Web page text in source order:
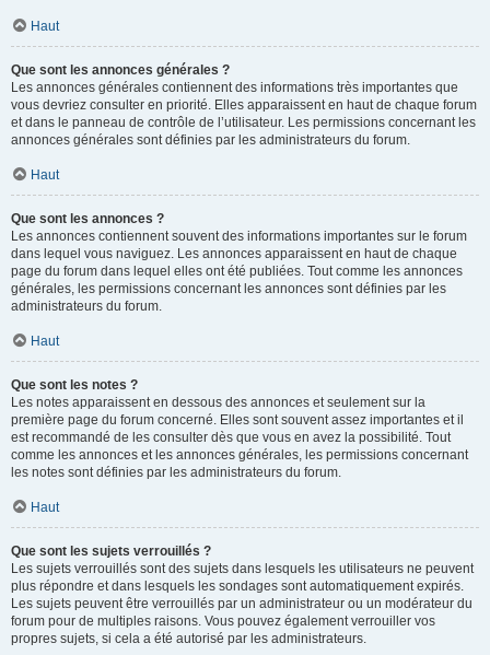
Haut
Que sont les annonces générales ?
Les annonces générales contiennent des informations très importantes que
vous devriez consulter en priorité. Elles apparaissent en haut de chaque forum
et dans le panneau de contrôle de l’utilisateur. Les permissions concernant les
annonces générales sont définies par les administrateurs du forum.
Haut
Que sont les annonces ?
Les annonces contiennent souvent des informations importantes sur le forum
dans lequel vous naviguez. Les annonces apparaissent en haut de chaque
page du forum dans lequel elles ont été publiées. Tout comme les annonces
générales, les permissions concernant les annonces sont définies par les
administrateurs du forum.
Haut
Que sont les notes ?
Les notes apparaissent en dessous des annonces et seulement sur la
première page du forum concerné. Elles sont souvent assez importantes et il
est recommandé de les consulter dès que vous en avez la possibilité. Tout
comme les annonces et les annonces générales, les permissions concernant
les notes sont définies par les administrateurs du forum.
Haut
Que sont les sujets verrouillés ?
Les sujets verrouillés sont des sujets dans lesquels les utilisateurs ne peuvent
plus répondre et dans lesquels les sondages sont automatiquement expirés.
Les sujets peuvent être verrouillés par un administrateur ou un modérateur du
forum pour de multiples raisons. Vous pouvez également verrouiller vos
propres sujets, si cela a été autorisé par les administrateurs.